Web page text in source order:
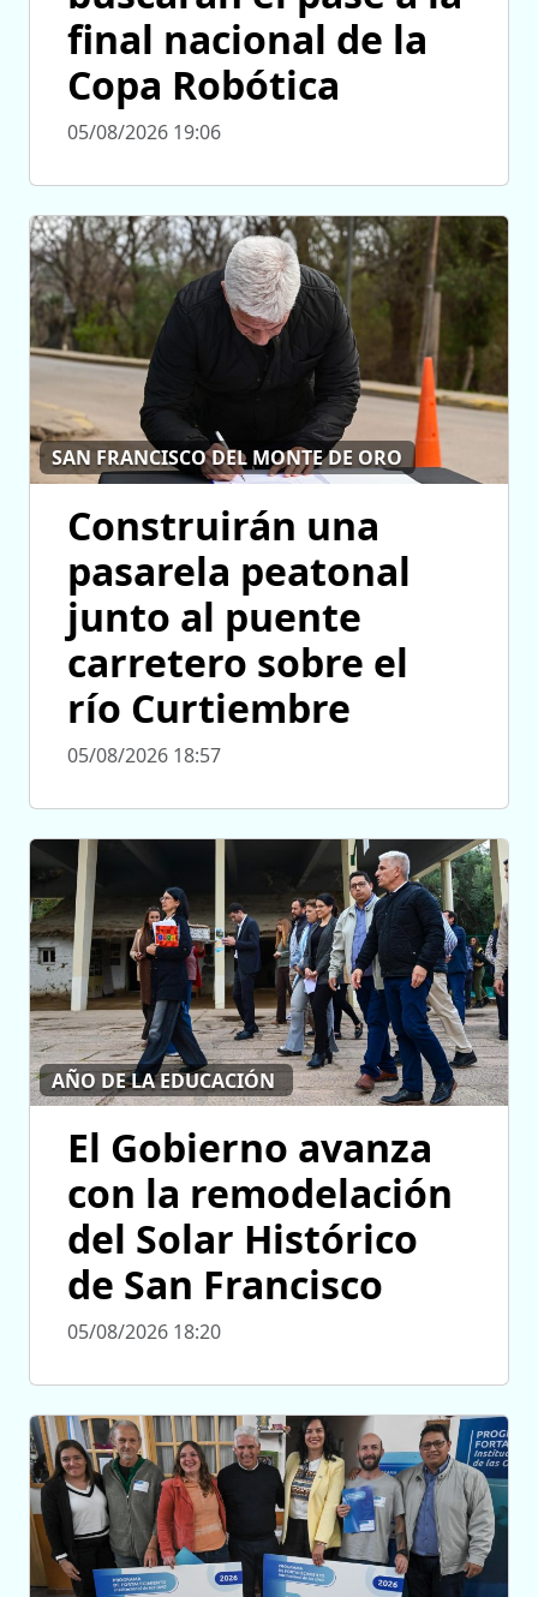
final nacional de la
Copa Robótica
05/08/2026 19:06
SAN FRANCISCO DEL MONTE DE ORO
Construirán una
pasarela peatonal
junto al puente
carretero sobre el
río Curtiembre
05/08/2026 18:57
AÑO DE LA EDUCACIÓN
El Gobierno avanza
con la remodelación
del Solar Histórico
de San Francisco
05/08/2026 18:20